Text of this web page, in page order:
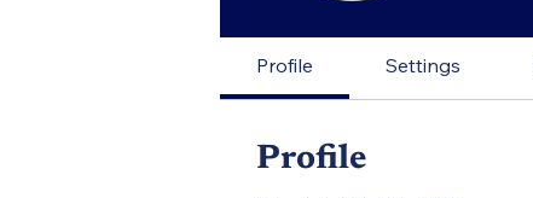
Profile Settings
Profile